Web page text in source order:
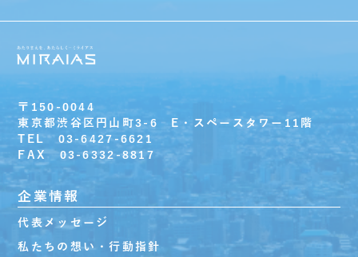
〒150-0044
東京都渋谷区円山町3-6 E・スペースタワー11階
TEL 03-6427-6621
FAX 03-6332-8817
企業情報
代表メッセージ
私たちの想い・行動指針